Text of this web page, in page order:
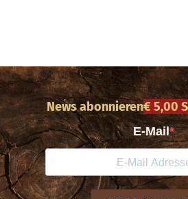
News abonnieren€ 5,00